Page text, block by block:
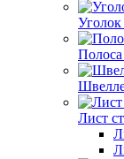
Уголок
Полоса
Лист